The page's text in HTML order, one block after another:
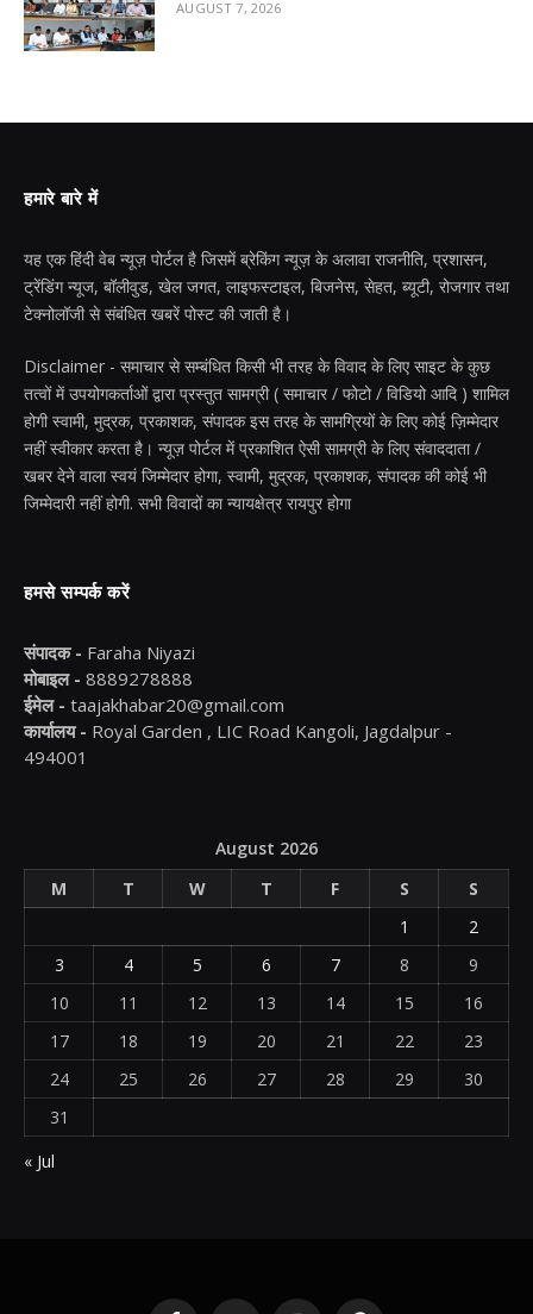
AUGUST 7, 2026
हमारे बारे में
यह एक हिंदी वेब न्यूज़ पोर्टल है जिसमें ब्रेकिंग न्यूज़ के अलावा राजनीति, प्रशासन,
ट्रेंडिंग न्यूज, बॉलीवुड, खेल जगत, लाइफस्टाइल, बिजनेस, सेहत, ब्यूटी, रोजगार तथा
टेक्नोलॉजी से संबंधित खबरें पोस्ट की जाती है।
Disclaimer - समाचार से सम्बंधित किसी भी तरह के विवाद के लिए साइट के कुछ
तत्वों में उपयोगकर्ताओं द्वारा प्रस्तुत सामग्री ( समाचार / फोटो / विडियो आदि ) शामिल
होगी स्वामी, मुद्रक, प्रकाशक, संपादक इस तरह के सामग्रियों के लिए कोई ज़िम्मेदार
नहीं स्वीकार करता है। न्यूज़ पोर्टल में प्रकाशित ऐसी सामग्री के लिए संवाददाता /
खबर देने वाला स्वयं जिम्मेदार होगा, स्वामी, मुद्रक, प्रकाशक, संपादक की कोई भी
जिम्मेदारी नहीं होगी. सभी विवादों का न्यायक्षेत्र रायपुर होगा
हमसे सम्पर्क करें
संपादक - Faraha Niyazi
मोबाइल - 8889278888
ईमेल - taajakhabar20@gmail.com
कार्यालय - Royal Garden , LIC Road Kangoli, Jagdalpur -
494001
August 2026
M
T W T F S
S
1
2
3
4 5 6 7 8
9
10
11 12 13 14 15
16
17
18 19 20 21 22
23
24
25 26 27 28 29
30
31
« Jul